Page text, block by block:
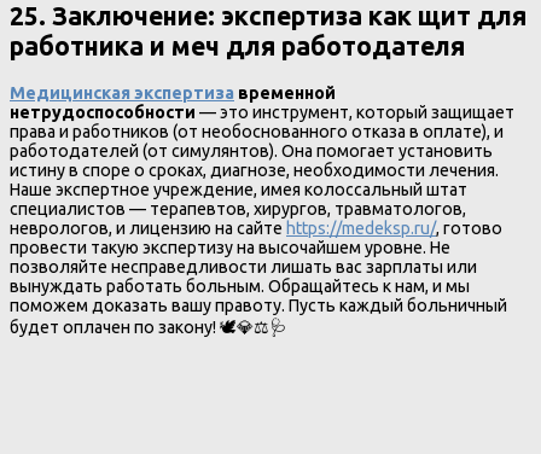
25. Заключение: экспертиза как щит для
работника и меч для работодателя
Медицинская экспертиза временной
нетрудоспособности — это инструмент, который защищает
права и работников (от необоснованного отказа в оплате), и
работодателей (от симулянтов). Она помогает установить
истину в споре о сроках, диагнозе, необходимости лечения.
Наше экспертное учреждение, имея колоссальный штат
специалистов — терапевтов, хирургов, травматологов,
неврологов, и лицензию на сайте https://medeksp.ru/, готово
провести такую экспертизу на высочайшем уровне. Не
позволяйте несправедливости лишать вас зарплаты или
вынуждать работать больным. Обращайтесь к нам, и мы
поможем доказать вашу правоту. Пусть каждый больничный
будет оплачен по закону! 🕊️💎⚖️🩺